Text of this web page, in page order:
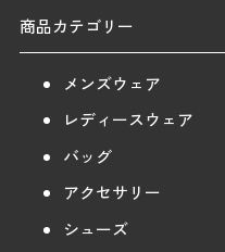
商品カテゴリー
メンズウェア
レディースウェア
バッグ
アクセサリー
シューズ